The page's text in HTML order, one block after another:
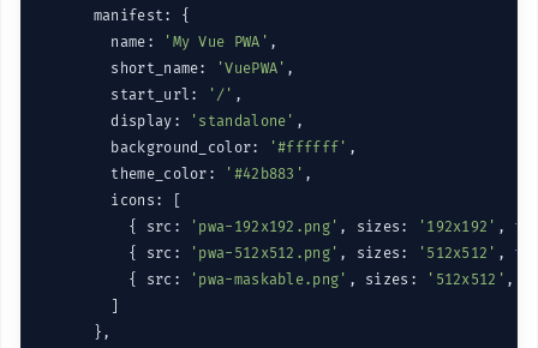
      manifest: {
        name:
'My Vue PWA' ,
        short_name:
'VuePWA' ,
        start_url:
'/' ,
        display:
'standalone' ,
        background_color:
'#ffffff' ,
        theme_color:
'#42b883' ,
        icons: [
          { src:
'pwa-192x192.png' , sizes: '192x192' ,
          { src:
'pwa-512x512.png' , sizes: '512x512' ,
          { src:
'pwa-maskable.png' , sizes: '512x512' ,
      },